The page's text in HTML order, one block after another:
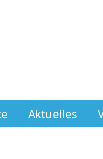
Aktuelles